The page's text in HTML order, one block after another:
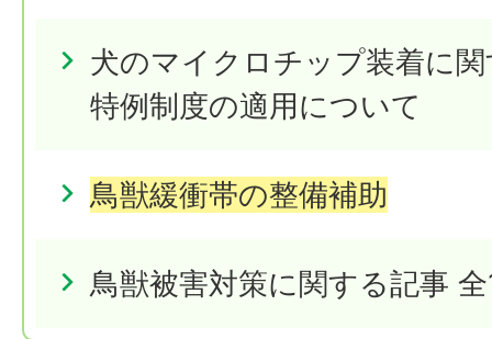
犬のマイクロチップ装着に
特例制度の適用について
鳥獣緩衝帯の整備補助
鳥獣被害対策に関する記事